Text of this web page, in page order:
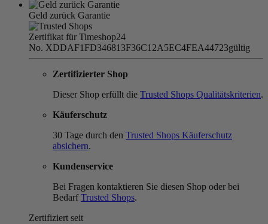
Geld zurück Garantie
Zertifikat für Timeshop24
No. XDDAF1FD346813F36C12A5EC4FEA44723gültig
Zertifizierter Shop
Dieser Shop erfüllt die Trusted Shops Qualitätskriterien.
Käuferschutz
30 Tage durch den Trusted Shops Käuferschutz
absichern.
Kundenservice
Bei Fragen kontaktieren Sie diesen Shop oder bei
BedarfTrusted Shops.
Zertifiziert seit